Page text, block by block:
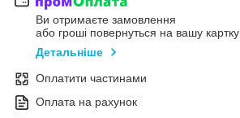
Ви отримаєте замовлення
або гроші повернуться на вашу картку
Детальніше
Оплатити частинами
Оплата на рахунок